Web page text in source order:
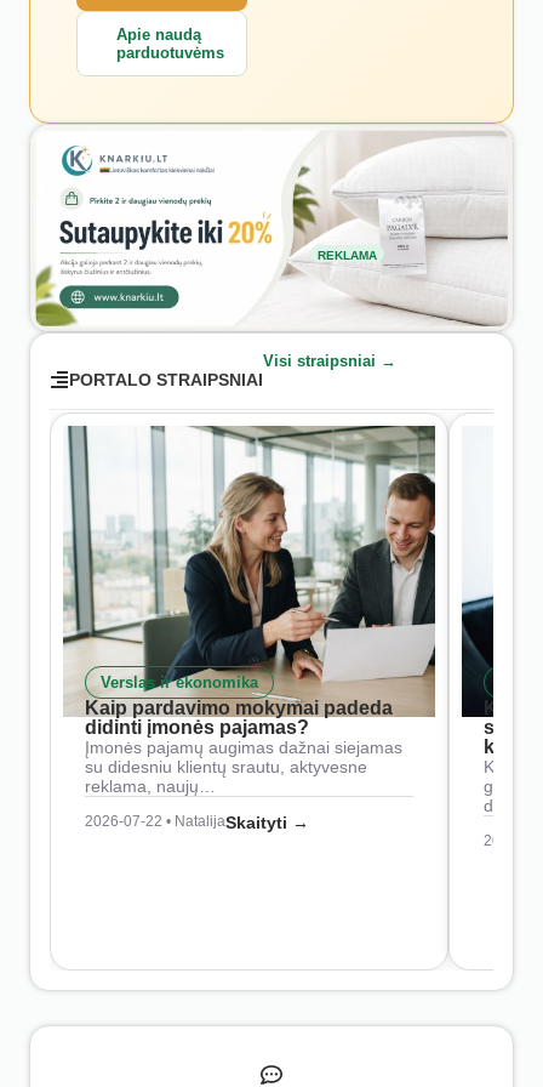
Apie naudą
parduotuvėms
REKLAMA
PORTALO STRAIPSNIAI
Visi straipsniai →
Verslas ir ekonomika
Kaip pardavimo mokymai padeda
didinti įmonės pajamas?
Įmonės pajamų augimas dažnai siejamas
su didesniu klientų srautu, aktyvesne
reklama, naujų…
2026-07-22 • NatalijaSkaityti →
Kaip
2026-